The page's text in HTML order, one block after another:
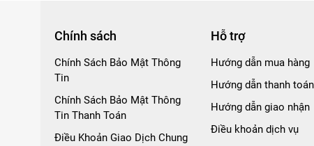
Chính sách
Chính Sách Bảo Mật Thông
Tin
Chính Sách Bảo Mật Thông
Tin Thanh Toán
Điều Khoản Giao Dịch Chung
Hỗ trợ
Hướng dẫn mua hàng
Hướng dẫn thanh toán
Hướng dẫn giao nhận
Điều khoản dịch vụ